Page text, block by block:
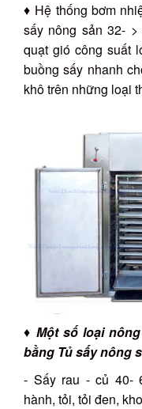
♦ Hệ thống bơm
sấy nông sản 32-
quạt gió công suất
buồng sấy nhanh
khô trên những loại
♦Một số loại
bằng Tủ sấy nông
- Sấy rau - củ 40-
hành, tỏi, tỏi đen,